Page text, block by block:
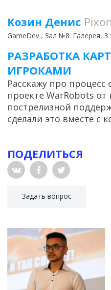
Козин Денис
GameDev , Зал №8. Галерея, 3
РАЗРАБОТКА
ИГРОКАМИ
Расскажу про процесс
проекте WarRobots от
пострелизной
сделали это вместе с
ПОДЕЛИТЬСЯ
Задать вопрос